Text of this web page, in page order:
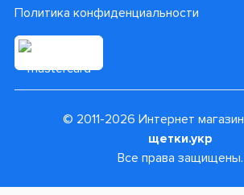
Политика конфиденциальности
© 2011-2026 Интернет магазин
щетки.укр
Все права защищены.